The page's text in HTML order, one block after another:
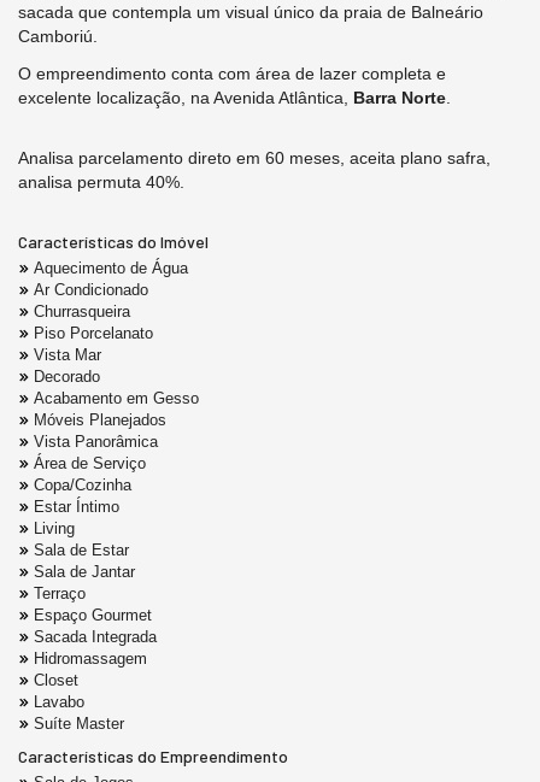
sacada que contempla um visual único da praia de Balneário
Camboriú.
O empreendimento conta com área de lazer completa e
excelente localização, na Avenida Atlântica, Barra Norte
Analisa parcelamento direto em 60 meses, aceita plano safra,
analisa permuta 40%.
Características do Imóvel
Aquecimento de Água
Ar Condicionado
Churrasqueira
Piso Porcelanato
Vista Mar
Decorado
Acabamento em Gesso
Móveis Planejados
Vista Panorâmica
Área de Serviço
Copa/Cozinha
Estar Íntimo
Living
Sala de Estar
Sala de Jantar
Terraço
Espaço Gourmet
Sacada Integrada
Hidromassagem
Closet
Lavabo
Suíte Master
Características do Empreendimento